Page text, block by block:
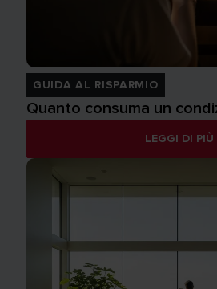
GUIDA AL RISPARMIO
Quanto consuma un
LEGGI DI PIÙ